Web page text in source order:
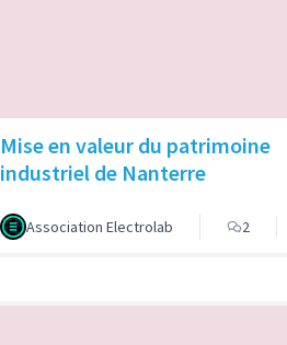
Mise en valeur du patrimoine
industriel de Nanterre
Association Electrolab 2